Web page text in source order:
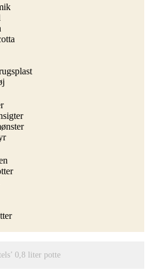
0,8 liter potte